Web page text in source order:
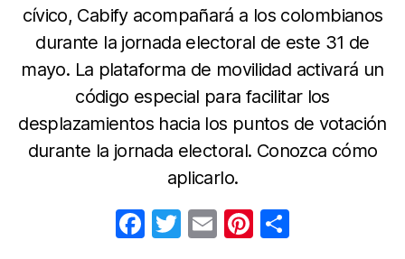
cívico, Cabify acompañará a los colombianos
durante la jornada electoral de este 31 de
mayo. La plataforma de movilidad activará un
código especial para facilitar los
desplazamientos hacia los puntos de votación
durante la jornada electoral. Conozca cómo
aplicarlo.
F T E Pi